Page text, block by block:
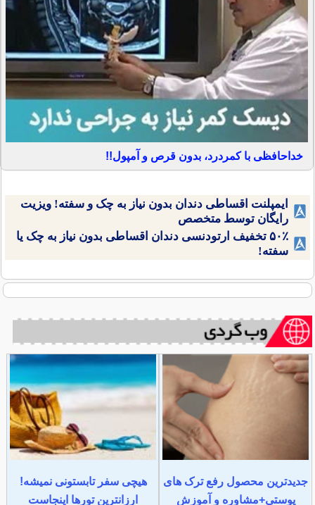
خداحافظی با کمردرد، بدون قرص و آمپول!!
ایمپلنت اقساطی دندان بدون نیاز به چک و سفته! ویزیت
رایگان توسط متخصص
۵۰٪ تخفیف ارتودنسی دندان اقساطی بدون نیاز به چک یا
سفته!
جدیدترین محصول رفع ترک های
پوستی+مشاوره و آموزش
هیچی سفر تابستونی نمیشه!
ارزانترین تورها اینجاست